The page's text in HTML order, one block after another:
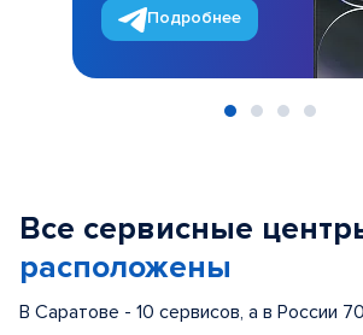
Подробнее
Все сервисные
расположены
В Саратове - 10 сервисов, а в России